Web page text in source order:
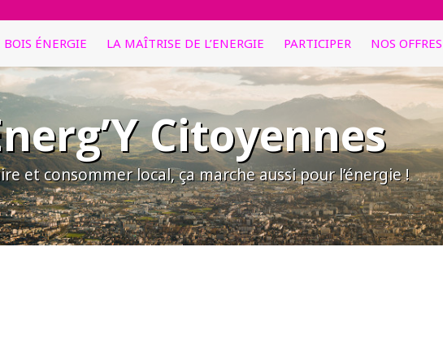
BOIS ÉNERGIE LA MAÎTRISE DE L’ENERGIE PARTICIPER NOS OFFRES
Citoyennes
et consommer local, ça marche aussi pour l’énergie !